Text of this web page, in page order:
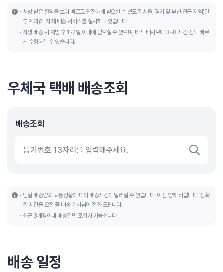
처방 받은 한약을 보다 빠르고 안전하게 받으실 수 있도록 서울, 경기 및 부산 인근 지역(일
부 제외)에 자체 배송 서비스를 실시하고 있습니다.
자생 배송 시 처방 후 1~2일 이내에 받으실 수 있으며, 타 택배사보다 3~8 시간 정도 빠르
게 수령하실 수 있습니다.
우체국 택배 배송조회
배송조회
당일 배송량과 교통상황에 따라 배송시간이 달라질 수 있습니다. 이점 양해 바랍니다. 정확
한 시간을 오전 중 배송 기사님이 전화 드립니다.
최근 3개월이내 배송건만 조회가 가능합니다.
배송 일정